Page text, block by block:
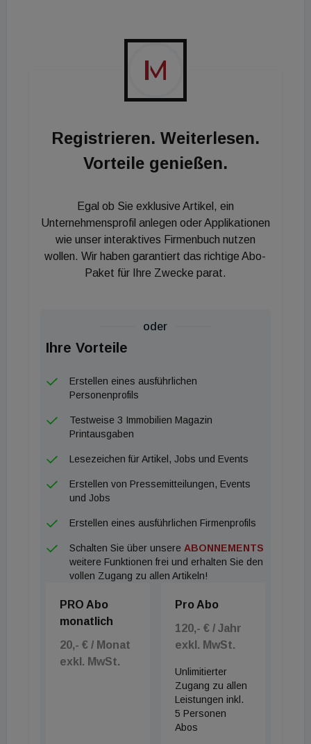
konzentriert sich Koppla darauf, die Planung und
Steuerung während der Bauausführung bei ihren
Kunden, den Generalunternehmen und in weiterer
Folge allen beteiligten Nachunternehmen zu
Registrieren. Weiterlesen.
Vorteile genießen.
Egal ob Sie exklusive Artikel, ein
Unternehmensprofil anlegen oder Applikationen
wie unser interaktives Firmenbuch nutzen
wollen. Wir haben garantiert das richtige Abo-
Paket für Ihre Zwecke parat.
oder
Ihre Vorteile
Erstellen eines ausführlichen
Personenprofils
Testweise 3 Immobilien Magazin
Printausgaben
Lesezeichen für Artikel, Jobs und Events
Erstellen von Pressemitteilungen, Events
und Jobs
Erstellen eines ausführlichen Firmenprofils
Schalten Sie über unsere ABONNEMENTS
weitere Funktionen frei und erhalten Sie den
vollen Zugang zu allen Artikeln!
PRO Abo
monatlich
20,- € / Monat
exkl. MwSt.
Pro Abo
120,- € / Jahr
exkl. MwSt.
Unlimitierter
Zugang zu allen
Leistungen inkl.
5 Personen
Abos